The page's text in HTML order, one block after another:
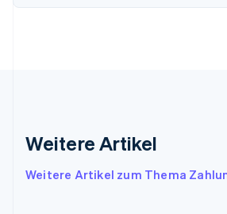
Weitere Artikel
Weitere Artikel zum Thema
Frankreich
Irland
Italien